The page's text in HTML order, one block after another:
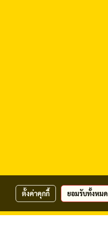
ตั้งค่าคุกกี้ ยอมรับทั้งหมด